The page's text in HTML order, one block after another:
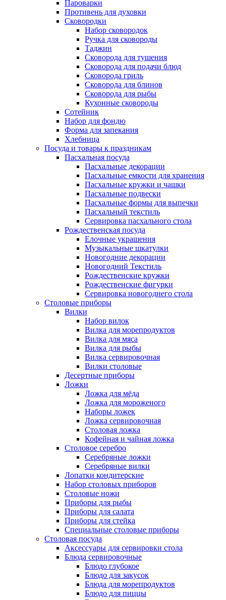
Пароварки
Противень для духовки
Сковородки
Набор сковородок
Ручка для сковороды
Таджин
Сковорода для тушения
Сковорода для подачи блюд
Сковорода гриль
Сковорода для блинов
Сковорода для рыбы
Кухонные сковороды
Сотейник
Набор для фондю
Форма для запекания
Хлебница
Посуда и товары к праздникам
Пасхальная посуда
Пасхальные декорации
Пасхальные емкости для хранения
Пасхальные кружки и чашки
Пасхальные подвески
Пасхальные формы для выпечки
Пасхальный текстиль
Сервировка пасхального стола
Рождественская посуда
Елочные украшения
Музыкальные шкатулки
Новогодние декорации
Новогодний Текстиль
Рождественские кружки
Рождественские фигурки
Сервировка новогоднего стола
Столовые приборы
Вилки
Набор вилок
Вилка для морепродуктов
Вилка для мяса
Вилка для рыбы
Вилка сервировочная
Вилки столовые
Десертные приборы
Ложки
Ложка для мёда
Ложка для мороженого
Наборы ложек
Ложка сервировочная
Столовая ложка
Кофейная и чайная ложка
Столовое серебро
Серебряные ложки
Серебряные вилки
Лопатки кондитерские
Набор столовых приборов
Столовые ножи
Приборы для рыбы
Приборы для салата
Приборы для стейка
Специальные столовые приборы
Столовая посуда
Аксессуары для сервировки стола
Блюда сервировочные
Блюдо глубокое
Блюдо для закусок
Блюда для морепродуктов
Блюдо для пиццы